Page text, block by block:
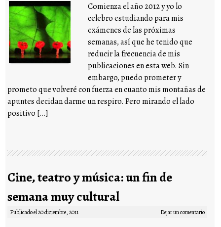
Comienza el año 2012 y yo lo
celebro estudiando para mis
exámenes de las próximas
semanas, así que he tenido que
reducir la frecuencia de mis
publicaciones en esta web. Sin
embargo, puedo prometer y
prometo que volveré con fuerza en cuanto mis montañas de
apuntes decidan darme un respiro. Pero mirando el lado
positivo […]
Cine, teatro y música: un fin de
semana muy cultural
Publicado el20 diciembre, 2011 Dejar un comentario